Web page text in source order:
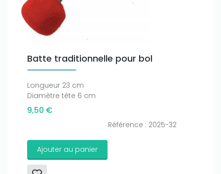
Batte traditionnelle pour bol
Longueur 23 cm
Diamètre tête 6 cm
9,50 €
Référence : 2025-32
Ajouter au panier